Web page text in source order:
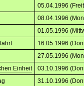
05.04.1996
08.04.1996
01.05.1996
16.05.1996
27.05.1996
Einheit
03.10.1996
31.10.1996